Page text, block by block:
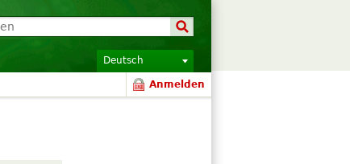
Deutsch
Anmelden